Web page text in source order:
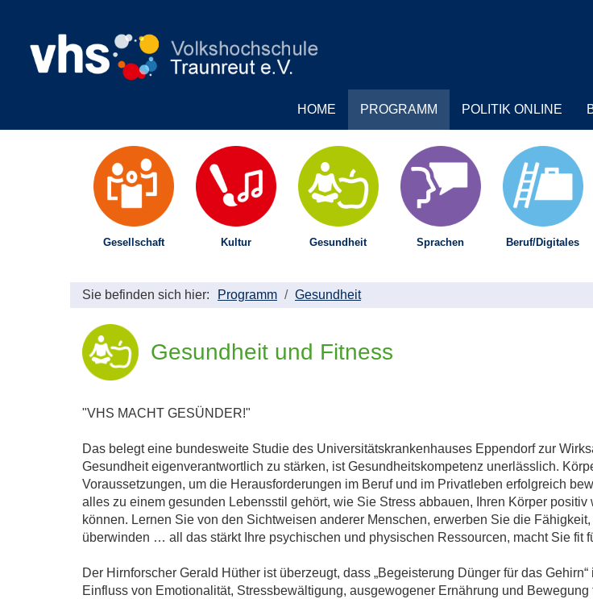
HOME PROGRAMM POLITIK ONLINE
Gesellschaft Kultur Gesundheit Sprachen Beruf/Digitales
Sie befinden sich hier: Programm Gesundheit
Gesundheit und Fitness
"VHS MACHT GESÜNDER!"
Das belegt eine bundesweite Studie des Universitätskrankenhauses Eppendorf zur
Gesundheit eigenverantwortlich zu stärken, ist Gesundheitskompetenz unerlässlich.
Voraussetzungen, um die Herausforderungen im Beruf und im Privatleben erfolgreich
alles zu einem gesunden Lebensstil gehört, wie Sie Stress abbauen, Ihren Körper
können. Lernen Sie von den Sichtweisen anderer Menschen, erwerben Sie die
überwinden … all das stärkt Ihre psychischen und physischen Ressourcen, macht Sie fit
Der Hirnforscher Gerald Hüther ist überzeugt, dass „Begeisterung Dünger für das
Einfluss von Emotionalität, Stressbewältigung, ausgewogener Ernährung und